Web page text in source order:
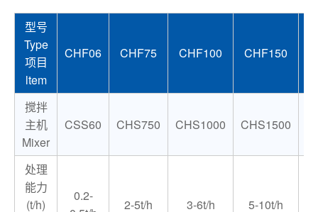
型号
Type
项目
ltem
CHF06 CHF75 CHF100 CHF150
搅拌
主机
Mixer
CSS60 CHS750 CHS1000 CHS1500
处理
能力
(t/h)
0.2-
2-5t/h 3-6t/h 5-10t/h